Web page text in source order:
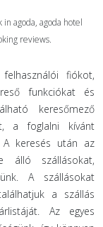
in agoda, agoda hotel
reviews.
fiókot,
funkciókat és
keresőmező
a foglalni kívánt
A keresés után az
álló szállásokat,
A szállásokat
a szállás
Az egyes